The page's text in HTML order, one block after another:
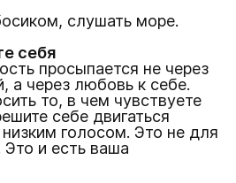
слушать море.
себя
просыпается не через
а через любовь к себе.
то, в чем чувствуете
себе двигаться
низким голосом. Это не для
Это и есть ваша